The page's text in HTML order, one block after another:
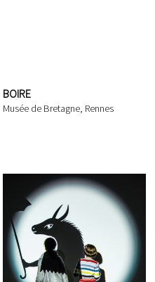
BOIRE
Musée de Bretagne, Rennes